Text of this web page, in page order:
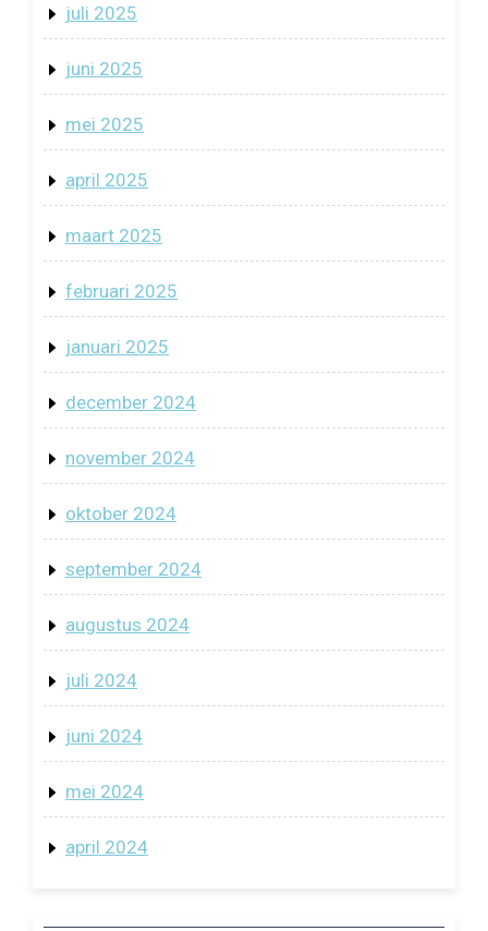
juli 2025
juni 2025
mei 2025
april 2025
maart 2025
februari 2025
januari 2025
december 2024
november 2024
oktober 2024
september 2024
augustus 2024
juli 2024
juni 2024
mei 2024
april 2024